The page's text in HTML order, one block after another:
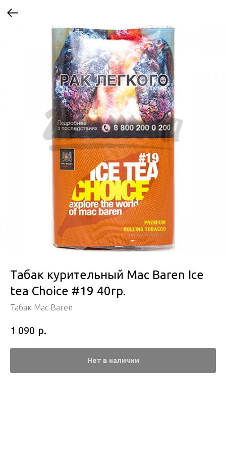
Табак курительный Mac Baren Ice
tea Choice #19 40гр.
Табак Mac Baren
1 090 р.
Нет в наличии